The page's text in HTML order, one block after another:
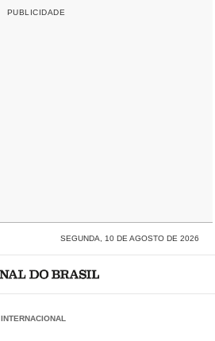
SEGUNDA, 10 DE AGOSTO DE 2026
INTERNACIONAL